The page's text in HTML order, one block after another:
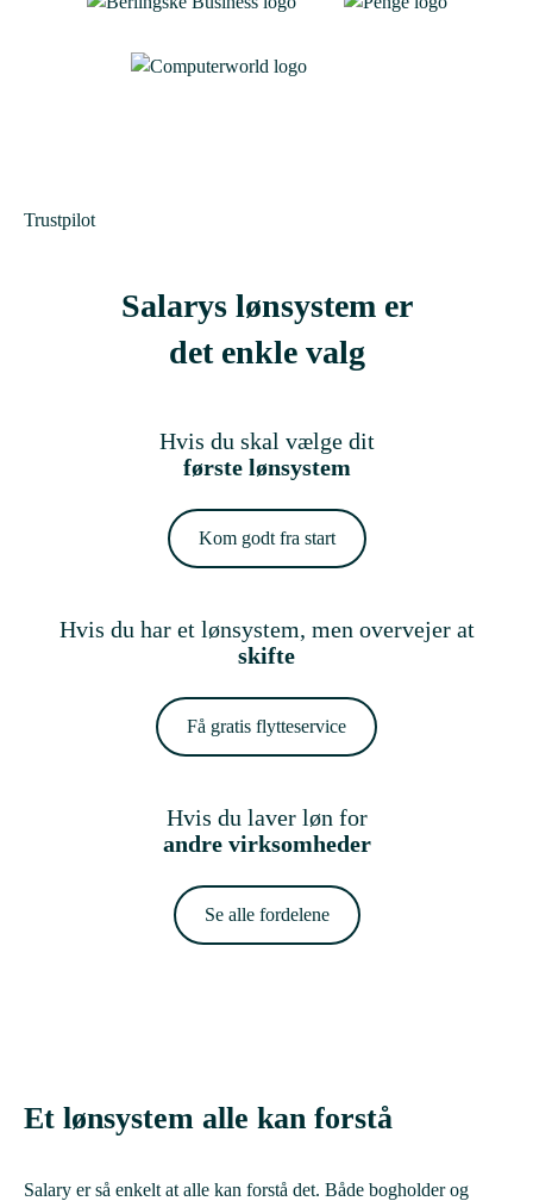
Trustpilot
Salarys lønsystem er
det enkle valg
Hvis du skal vælge dit
første lønsystem
Kom godt fra start
Hvis du har et lønsystem, men overvejer at
skifte
Få gratis flytteservice
Hvis du laver løn for
andre virksomheder
Se alle fordelene
Et lønsystem alle kan forstå
Salary er så enkelt at alle kan forstå det. Både bogholder og